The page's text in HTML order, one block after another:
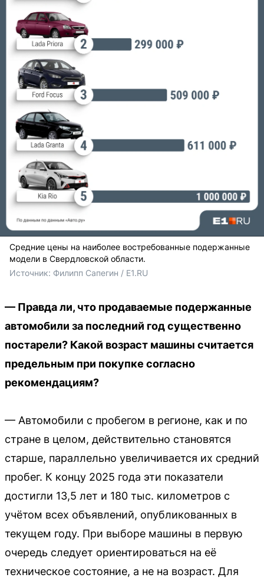
Средние цены на наиболее востребованные подержанные
модели в Свердловской области.
Источник: Филипп Сапегин / E1.RU
— Правда ли, что продаваемые подержанные
автомобили за последний год существенно
постарели? Какой возраст машины считается
предельным при покупке согласно
рекомендациям?
— Автомобили с пробегом в регионе, как и по
стране в целом, действительно становятся
старше, параллельно увеличивается их средний
пробег. К концу 2025 года эти показатели
достигли 13,5 лет и 180 тыс. километров с
учётом всех объявлений, опубликованных в
текущем году. При выборе машины в первую
очередь следует ориентироваться на её
техническое состояние, а не на возраст. Для